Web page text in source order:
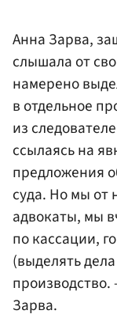
Анна Зарва,
слышала от
намерено
в отдельное
из
ссылаясь на
предложения
суда. Но мы от
адвокаты, мы
по кассации,
(выделять
производство.
Зарва.